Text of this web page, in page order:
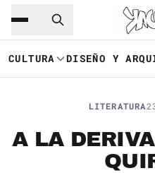
Saltar al contenido
CULTURA DISEÑO Y
LITERATURA
A LA